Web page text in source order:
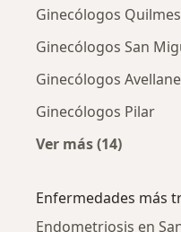
Ginecólogos Quilmes
Ginecólogos San
Ginecólogos
Ginecólogos Pilar
Ver más (14)
Enfermedades más
Endometriosis en